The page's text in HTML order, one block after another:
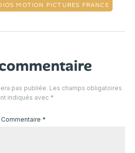
MOTION PICTURES FRANCE
pas publiée. Les champs obligatoires
indiqués avec *
Commentaire *